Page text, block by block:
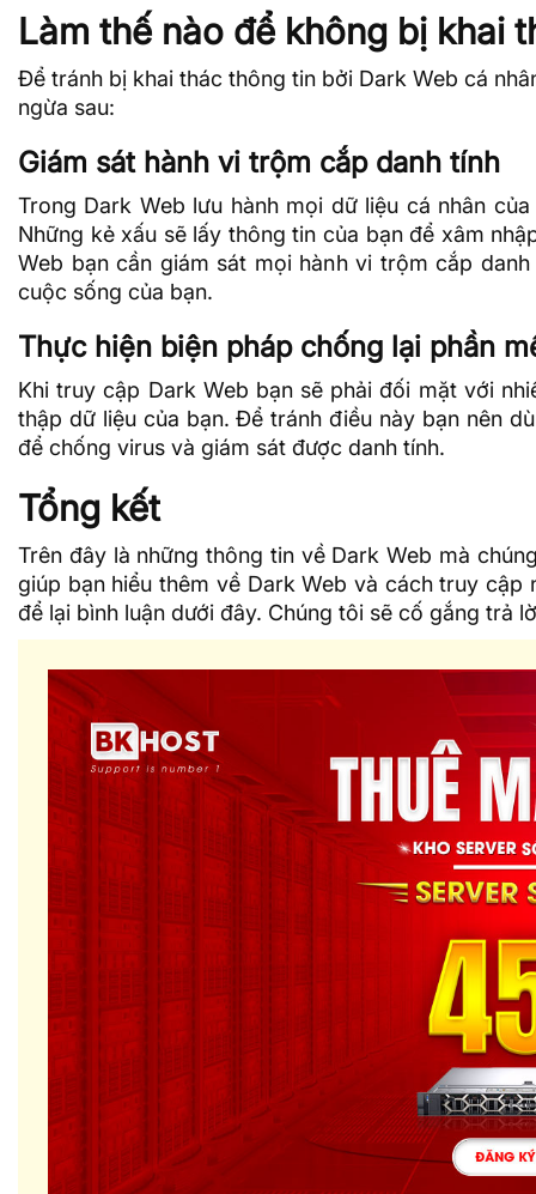
Làm thế nào để không bị khai
Để tránh bị khai thác thông tin bởi Dark Web cá
ngừa sau:
Giám sát hành vi trộm cắp danh tính
Trong Dark Web lưu hành mọi dữ liệu cá nhân
Những kẻ xấu sẽ lấy thông tin của bạn để xâm
Web bạn cần giám sát mọi hành vi trộm cắp
cuộc sống của bạn.
Thực hiện biện pháp chống lại phần
Khi truy cập Dark Web bạn sẽ phải đối mặt với
thập dữ liệu của bạn. Để tránh điều này bạn nên
để chống virus và giám sát được danh tính.
Tổng kết
Trên đây là những thông tin về Dark Web mà
giúp bạn hiểu thêm về Dark Web và cách truy
để lại bình luận dưới đây. Chúng tôi sẽ cố gắng trả